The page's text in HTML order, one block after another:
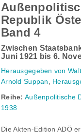
Republik
Band 4
Zwischen
Juni 1921 bis 6.
Herausgegeben von
Arnold Suppan,
Reihe: Außenpolitische
1938
Die Akten-Edition ADÖ